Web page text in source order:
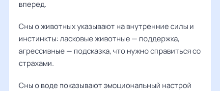
вперед.
Сны о животных указывают на внутренние силы и
инстинкты: ласковые животные — поддержка,
агрессивные — подсказка, что нужно справиться со
страхами.
Сны о воде показывают эмоциональный настрой